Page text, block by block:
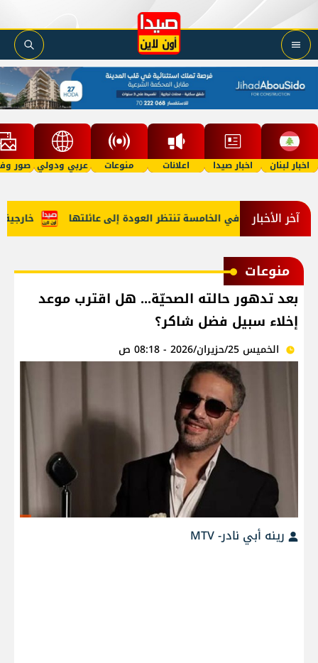
اخبار لبنان اخبار صيدا اعلانات منوعات عربي ودولي صور
آخر الأخبار خارجية طفلة في الخامسة تنتظر العودة إلى عائلتها
منوعات
بعد تدهور حالته الصحيّة... هل اقترب موعد
إخلاء سبيل فضل شاكر؟
الخميس 25/حزيران/2026 - 08:18 ص
رينه أبي نادر- MTV